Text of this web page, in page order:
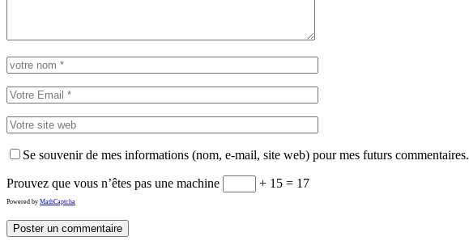
Se souvenir de mes informations (nom, e-mail, site web) pour mes futurs commentaires.
Prouvez que vous n’êtes pas une machine + 15 = 17
Powered by MathCaptcha